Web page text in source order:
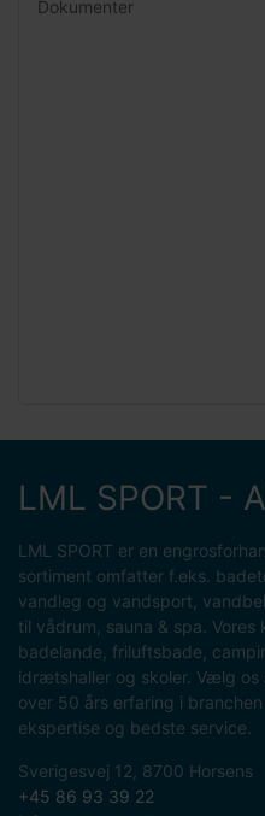
Dokumenter
LML SPORT -
LML SPORT er en
sortiment omfatter f.eks.
vandleg og vandsport,
til vådrum, sauna & spa. Vores
badelande, friluftsbade,
idrætshaller og skoler. Vælg os
over 50 års erfaring i
ekspertise og bedste service.
Sverigesvej 12, 8700 Horsens
+45 86 93 39 22